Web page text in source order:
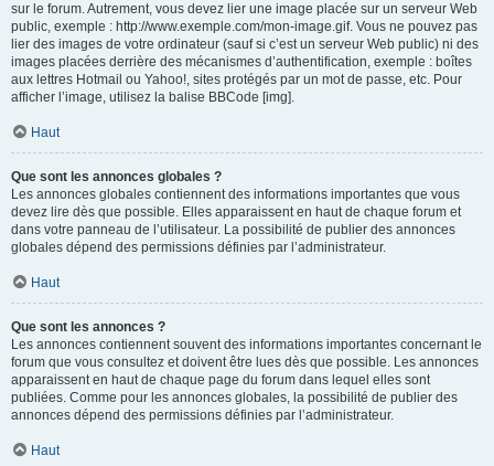
sur le forum. Autrement, vous devez lier une image placée sur un serveur Web
public, exemple : http://www.exemple.com/mon-image.gif. Vous ne pouvez pas
lier des images de votre ordinateur (sauf si c’est un serveur Web public) ni des
images placées derrière des mécanismes d’authentification, exemple : boîtes
aux lettres Hotmail ou Yahoo!, sites protégés par un mot de passe, etc. Pour
afficher l’image, utilisez la balise BBCode [img].
Haut
Que sont les annonces globales ?
Les annonces globales contiennent des informations importantes que vous
devez lire dès que possible. Elles apparaissent en haut de chaque forum et
dans votre panneau de l’utilisateur. La possibilité de publier des annonces
globales dépend des permissions définies par l’administrateur.
Haut
Que sont les annonces ?
Les annonces contiennent souvent des informations importantes concernant le
forum que vous consultez et doivent être lues dès que possible. Les annonces
apparaissent en haut de chaque page du forum dans lequel elles sont
publiées. Comme pour les annonces globales, la possibilité de publier des
annonces dépend des permissions définies par l’administrateur.
Haut